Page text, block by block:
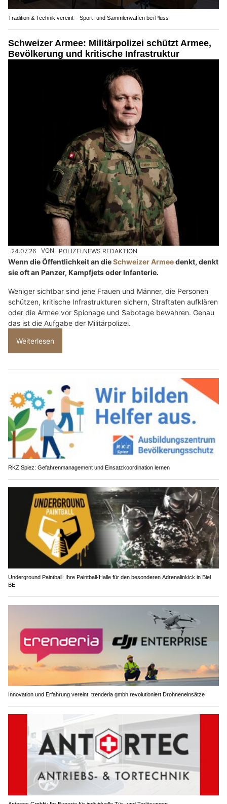
Tradition & Technik vereint – Sport- und Sammlerwaffen bei Plüss
Schweizer Armee: Militärpolizei schützt Armee,
Bevölkerung und kritische Infrastruktur
24.07.26 VON POLIZEI.NEWS REDAKTION
Wenn die Öffentlichkeit an dieSchweizer Armeedenkt, denkt
sie oft an Panzer, Kampfjets oder Infanterie.
Weniger sichtbar sind jene Frauen und Männer, die Personen
schützen, kritische Infrastrukturen sichern, Straftaten aufklären
oder die Armee vor Spionage und Sabotage bewahren. Genau
das ist die Aufgabe der Militärpolizei.
Weiterlesen
RKZ Spiez: Gefahrenmanagement und Einsatzkoordination lernen
Underground Paintball: Ihre Paintball-Halle für den besonderen Adrenalinkick in Biel
BE
Innovation und Erfahrung vereint: trenderia gmbh revolutioniert Drohneneinsätze